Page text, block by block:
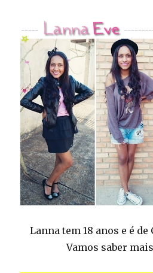
Lanna tem 18 anos e é de
Vamos saber